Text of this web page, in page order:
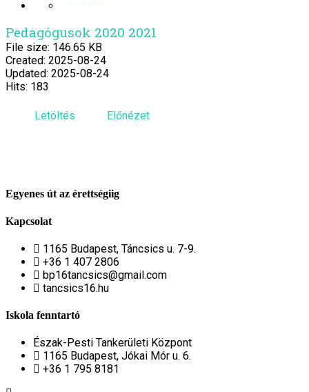
Pedagógusok 2020 2021
File size: 146.65 KB
Created: 2025-08-24
Updated: 2025-08-24
Hits: 183
Letöltés Előnézet
Egyenes út az érettségiig
Kapcsolat
1165 Budapest, Táncsics u. 7-9.
+36 1 407 2806
bp16tancsics@gmail.com
tancsics16.hu
Iskola fenntartó
Észak-Pesti Tankerületi Központ
1165 Budapest, Jókai Mór u. 6.
+36 1 795 8181